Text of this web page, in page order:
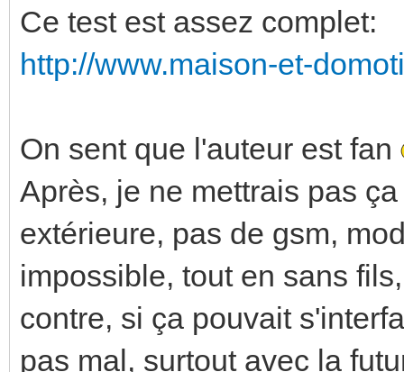
Ce test est assez complet:
http://www.maison-et-
On sent que l'auteur est fan
Après, je ne mettrais pas
extérieure, pas de gsm,
impossible, tout en sans
contre, si ça pouvait
pas mal, surtout avec la